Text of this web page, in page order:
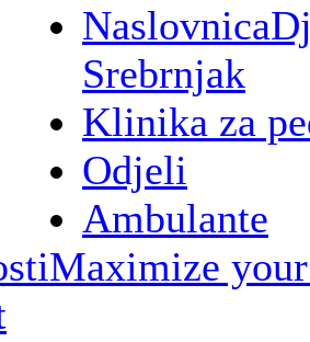
Naslovnica
Srebrnjak
Klinika za
Odjeli
Ambulante
Maximize